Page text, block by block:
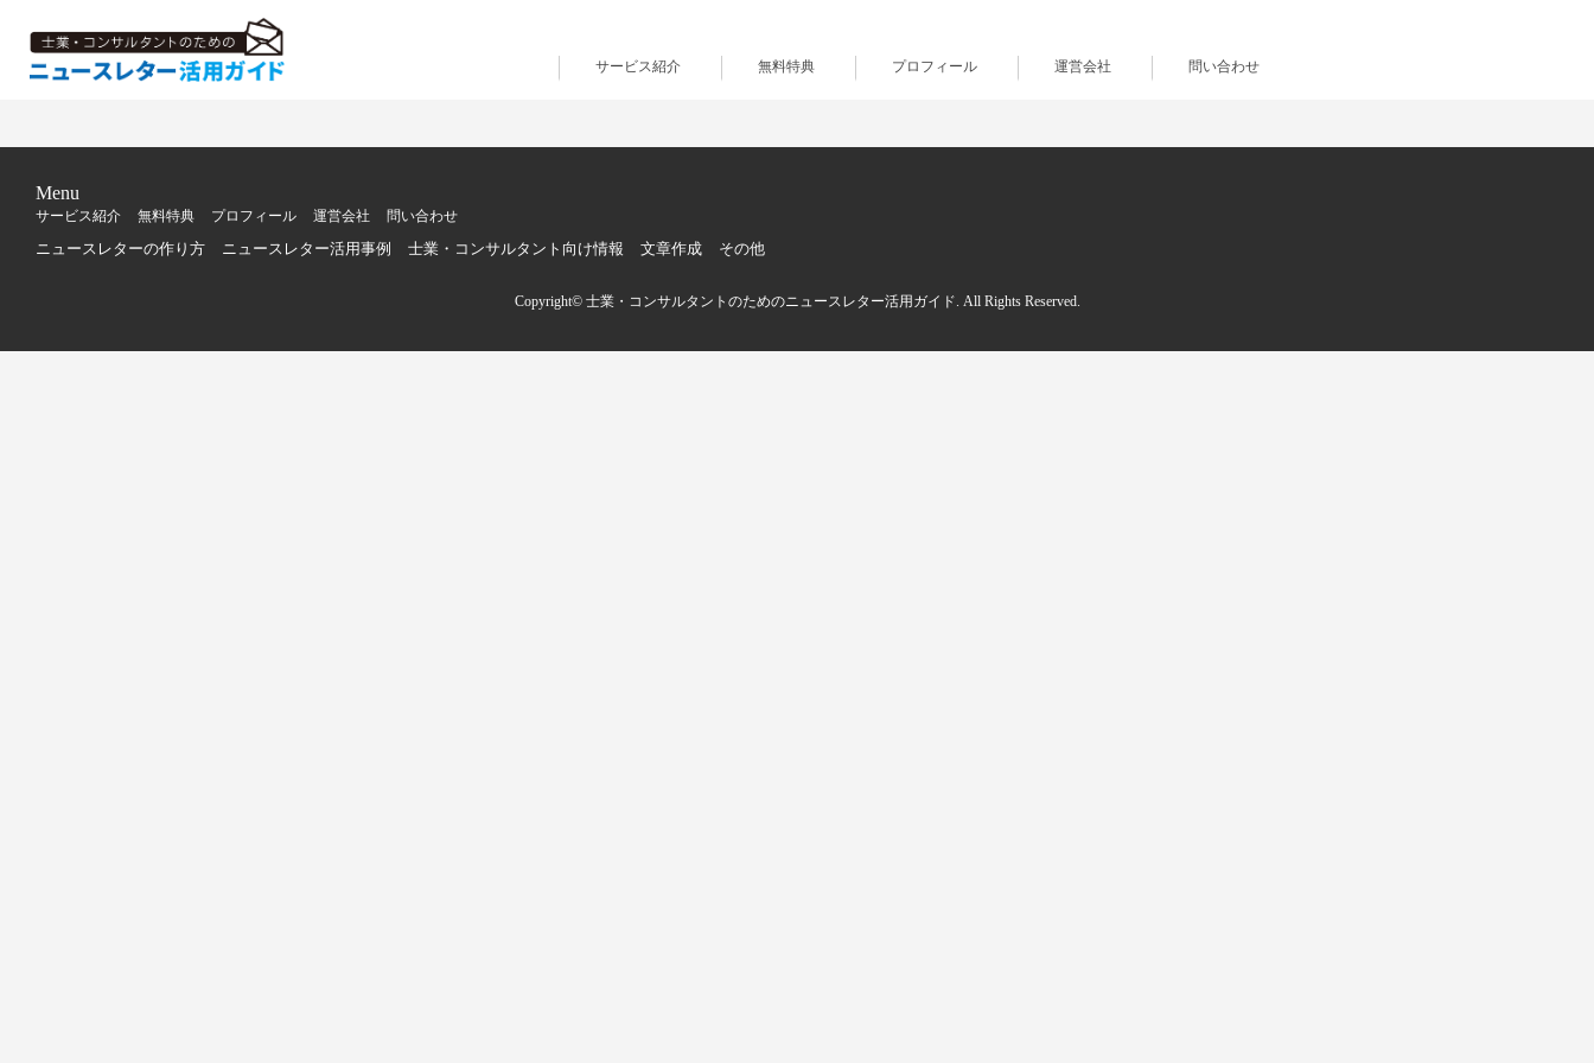
サービス紹介 無料特典 プロフィール 運営会社 問い合わせ
Menu
サービス紹介 無料特典 プロフィール 運営会社 問い合わせ
ニュースレターの作り方 ニュースレター活用事例 士業・コンサルタント向け情報 文章作成 その他
Copyright© 士業・コンサルタントのためのニュースレター活用ガイド. All Rights Reserved.